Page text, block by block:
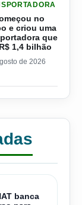
no
e criou uma
que
1,4 bilhão
de 2026
banca